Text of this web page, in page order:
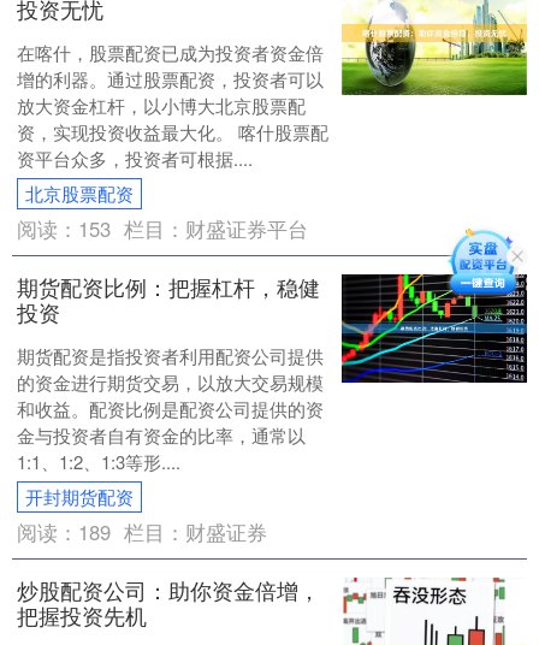
投资无忧
在喀什，股票配资已成为投资者资金倍
增的利器。通过股票配资，投资者可以
放大资金杠杆，以小博大北京股票配
资，实现投资收益最大化。 喀什股票配
资平台众多，投资者可根据....
北京股票配资
阅读： 153 栏目： 财盛证券平台
期货配资比例：把握杠杆，稳健
投资
期货配资是指投资者利用配资公司提供
的资金进行期货交易，以放大交易规模
和收益。配资比例是配资公司提供的资
金与投资者自有资金的比率，通常以
1:1、1:2、1:3等形....
开封期货配资
阅读： 189 栏目： 财盛证券
炒股配资公司：助你资金倍增，
把握投资先机